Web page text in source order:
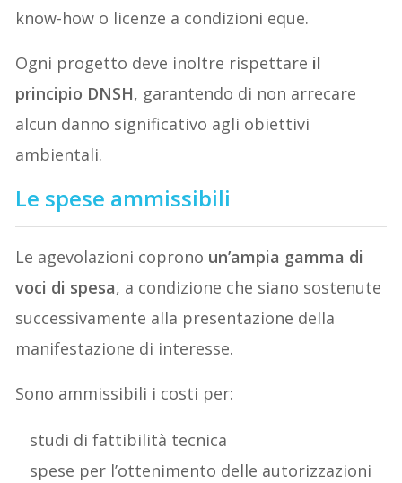
know-how o licenze a condizioni eque.
Ogni progetto deve inoltre rispettare il
principio DNSH, garantendo di non arrecare
alcun danno significativo agli obiettivi
ambientali.
Le spese ammissibili
Le agevolazioni coprono un’ampia gamma di
voci di spesa, a condizione che siano sostenute
successivamente alla presentazione della
manifestazione di interesse.
Sono ammissibili i costi per:
studi di fattibilità tecnica
spese per l’ottenimento delle autorizzazioni